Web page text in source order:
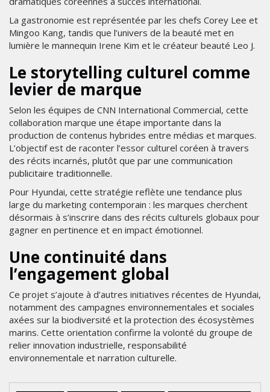
La gastronomie est représentée par les chefs Corey Lee et
Mingoo Kang, tandis que l’univers de la beauté met en
lumière le mannequin Irene Kim et le créateur beauté Leo J.
Le storytelling culturel comme
levier de marque
Selon les équipes de CNN International Commercial, cette
collaboration marque une étape importante dans la
production de contenus hybrides entre médias et marques.
L’objectif est de raconter l’essor culturel coréen à travers
des récits incarnés, plutôt que par une communication
publicitaire traditionnelle.
Pour Hyundai, cette stratégie reflète une tendance plus
large du marketing contemporain : les marques cherchent
désormais à s’inscrire dans des récits culturels globaux pour
gagner en pertinence et en impact émotionnel.
Une continuité dans
l’engagement global
Ce projet s’ajoute à d’autres initiatives récentes de Hyundai,
notamment des campagnes environnementales et sociales
axées sur la biodiversité et la protection des écosystèmes
marins. Cette orientation confirme la volonté du groupe de
relier innovation industrielle, responsabilité
environnementale et narration culturelle.